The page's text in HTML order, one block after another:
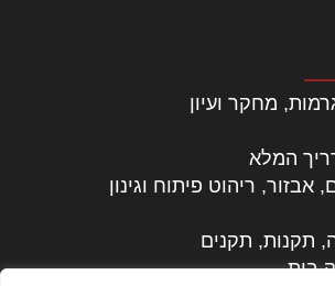
מחקר ועיון
המלא
אבזור, ריהוט פיתוח וגינון
תקנות, תקנים
בית